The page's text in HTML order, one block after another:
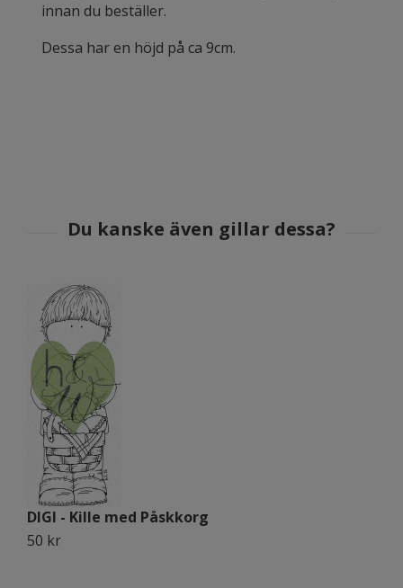
innan du beställer.
Dessa har en höjd på ca 9cm.
DIGI - Kille med Påskkorg
50 kr